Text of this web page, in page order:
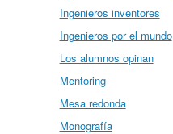
Ingenieros inventores
Ingenieros por el mundo
Los alumnos opinan
Mentoring
Mesa redonda
Monografía